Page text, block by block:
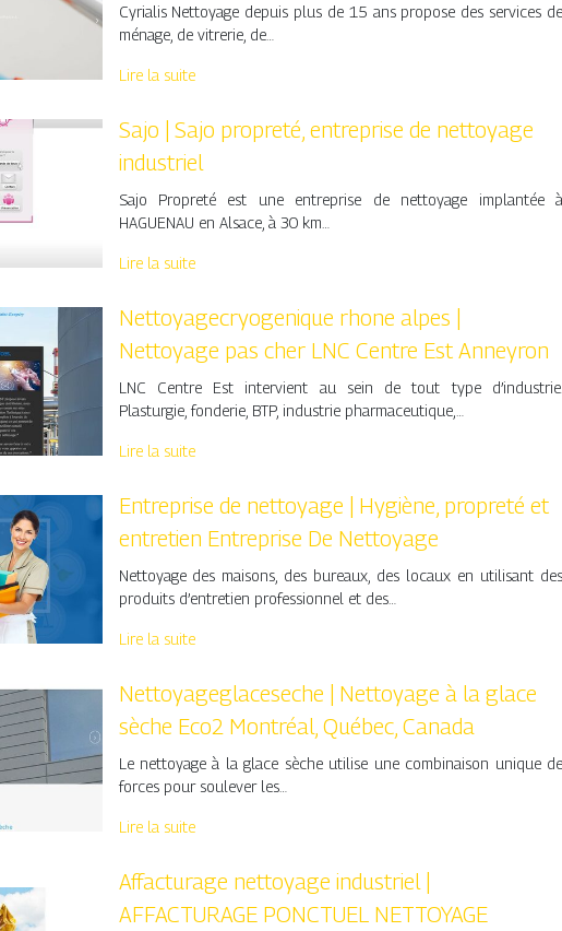
Cyrialis Nettoyage depuis plus de 15 ans propose des services de
ménage, de vitrerie, de…
Lire la suite
Sajo | Sajo propreté, entreprise de nettoyage
industriel
Sajo Propreté est une entreprise de nettoyage implantée à
HAGUENAU en Alsace, à 30 km…
Lire la suite
Net­toyagecryogeni­que rhone alpes |
Nettoyage pas cher LNC Centre Est Anneyron
LNC Centre Est intervient au sein de tout type d’industrie.
Plasturgie, fonderie, BTP, industrie pharmaceutique,…
Lire la suite
Entreprise de nettoyage | Hygiène, propreté et
entretien Entreprise De Nettoyage
Nettoyage des maisons, des bureaux, des locaux en utilisant des
produits d’entretien professionnel et des…
Lire la suite
Net­toyageg­lacese­che | Nettoyage à la glace
sèche Eco2 Montréal, Québec, Canada
Le nettoyage à la glace sèche utilise une combinaison unique de
forces pour soulever les…
Lire la suite
Affacturage nettoyage industriel |
AFFACTURAGE PONCTUEL NETTOYAGE